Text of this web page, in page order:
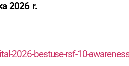
2026 r.
2026-bestuse-rsf-10-awareness